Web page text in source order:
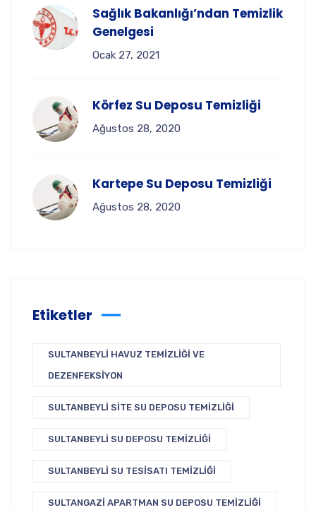
Sağlık Bakanlığı’ndan Temizlik
Genelgesi
Ocak 27, 2021
Körfez Su Deposu Temizliği
Ağustos 28, 2020
Kartepe Su Deposu Temizliği
Ağustos 28, 2020
Etiketler
SULTANBEYLI HAVUZ TEMIZLIĞI VE
DEZENFEKSIYON
SULTANBEYLI SITE SU DEPOSU TEMIZLIĞI
SULTANBEYLI SU DEPOSU TEMIZLIĞI
SULTANBEYLI SU TESISATI TEMIZLIĞI
SULTANGAZI APARTMAN SU DEPOSU TEMIZLIĞI